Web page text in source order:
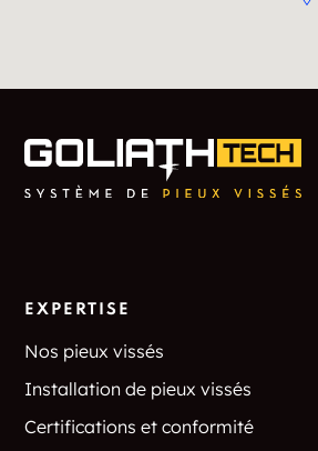
EXPERTISE
Nos pieux vissés
Installation de pieux vissés
Certifications et conformité